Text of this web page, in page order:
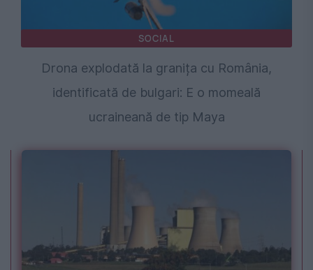
SOCIAL
Drona explodată la granița cu România,
identificată de bulgari: E o momeală
ucraineană de tip Maya